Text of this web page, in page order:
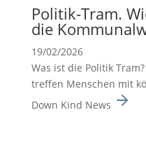
Politik-Tram.
die
19/02/2026
Was ist die Politik
treffen Menschen mit
Down Kind News